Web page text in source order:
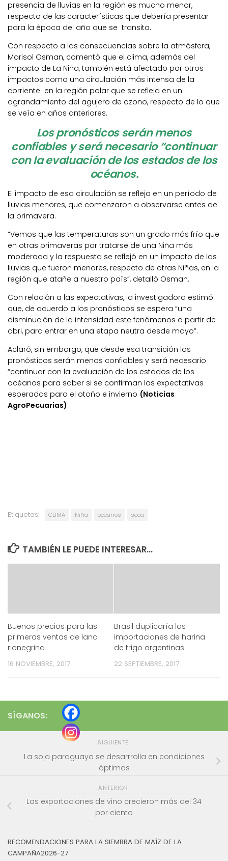
presencia de lluvias en la región es mucho menor,
respecto de las características que debería presentar
para la época del año que se transita.
Con respecto a las consecuencias sobre la atmósfera,
Marisol Osman, comentó que el clima, además del
impacto de La Niña, también está afectado por otros
impactos como una circulación más intensa de la
corriente en la región polar que se refleja en un
agrandamiento del agujero de ozono, respecto de lo que
se veía en años anteriores.
Los pronósticos serán menos
confiables y será necesario “continuar
con la evaluación de los estados de los
océanos.
El impacto de esa circulación se refleja en un período de
lluvias menores, que comenzaron a observarse antes de
la primavera.
“Vemos que las temperaturas son un grado más frío que
en otras primaveras por tratarse de una Niña más
moderada y la respuesta se reflejó en un impacto de las
lluvias que fueron menores, respecto de otras Niñas, en la
región que atañe a nuestro país”, detalló Osman.
Con relación a las expectativas, la investigadora estimó
que, de acuerdo a los pronósticos se espera “una
disminución de la intensidad este fenómenos a partir de
abri, para entrar en una etapa neutra desde mayo”.
Aclaró, sin embargo, que desde esa transición los
pronósticos serán menos confiables y será necesario
“continuar con la evaluación de los estados de los
océanos para saber si se confirman las expectativas
esperadas para el otoño e invierno (Noticias
AgroPecuarias)
Etiquetas: CLIMA Niña océanos seca
TAMBIÉN LE PUEDE INTERESAR...
Buenos precios para las
primeras ventas de lana
rionegrina
16 NOVIEMBRE, 2017
Brasil duplicaría las
importaciones de harina
de trigo argentinas
22 SEPTIEMBRE, 2017
SÍGANOS:
SIGUIENTE
La soja paraguaya se desarrrolla en condiciones
óptimas
ANTERIOR
Las exportaciones de vino crecieron más del 34
por ciento
RECOMENDACIONES PARA LA SIEMBRA DE MAÍZ DE LA
CAMPAÑA2026-27